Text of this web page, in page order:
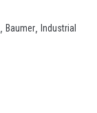
Baumer
Industrial